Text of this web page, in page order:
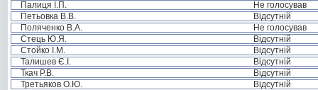
Палиця І.П.
Не голосував
Петьовка В.В.
Відсутній
Поляченко В.А.
Не голосував
Стець Ю.Я.
Відсутній
Стойко І.М.
Відсутній
Талишев Є.І.
Відсутній
Ткач Р.В.
Відсутній
Третьяков О.Ю.
Відсутній